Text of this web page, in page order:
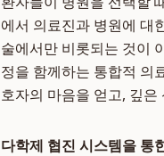
에서 의료진과 병원에 대
술에서만 비롯되는 것이
정을 함께하는 통합적 의
호자의 마음을 얻고, 깊
다학제 협진 시스템을 통